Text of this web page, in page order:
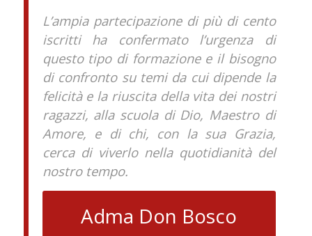
L’ampia partecipazione di più di cento
iscritti ha confermato l’urgenza di
questo tipo di formazione e il bisogno
di confronto su temi da cui dipende la
felicità e la riuscita della vita dei nostri
ragazzi, alla scuola di Dio, Maestro di
Amore, e di chi, con la sua Grazia,
cerca di viverlo nella quotidianità del
nostro tempo.
Adma Don Bosco